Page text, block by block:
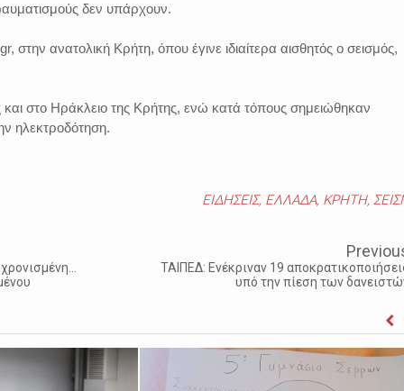
δεν υπάρχουν.
ανατολική Κρήτη, όπου έγινε ιδιαίτερα αισθητός ο σεισμός,
και στο Ηράκλειο της Κρήτης, ενώ κατά τόπους σημειώθηκαν
ηλεκτροδότηση.
ΕΙΔΗΣΕΙΣ, ΕΛΛΑΔΑ, ΚΡΗΤΗ,
ΤΑΙΠΕΔ: Ενέκριναν 19
υπό την πίεση των